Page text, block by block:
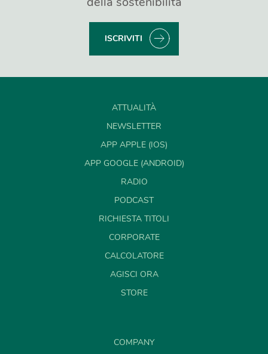
ISCRIVITI
ATTUALITÀ
NEWSLETTER
APP APPLE (IOS)
APP GOOGLE (ANDROID)
RADIO
PODCAST
RICHIESTA TITOLI
CORPORATE
CALCOLATORE
AGISCI ORA
STORE
COMPANY